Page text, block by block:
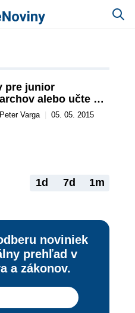
pre junior
alebo učte sa
Peter Varga 05. 05. 2015
1d 7d 1m
noviniek
prehľad v
a zákonov.